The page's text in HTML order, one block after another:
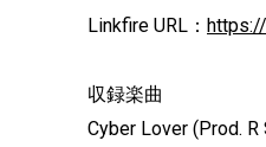
Linkfire URL：
収録楽曲
Cyber Lover (Prod.